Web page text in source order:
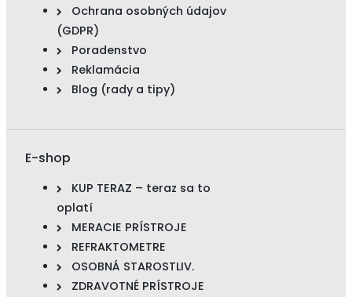
Ochrana osobných údajov
(GDPR)
Poradenstvo
Reklamácia
Blog (rady a tipy)
E-shop
KUP TERAZ – teraz sa to
oplatí
MERACIE PRÍSTROJE
REFRAKTOMETRE
OSOBNÁ STAROSTLIV.
ZDRAVOTNÉ PRÍSTROJE